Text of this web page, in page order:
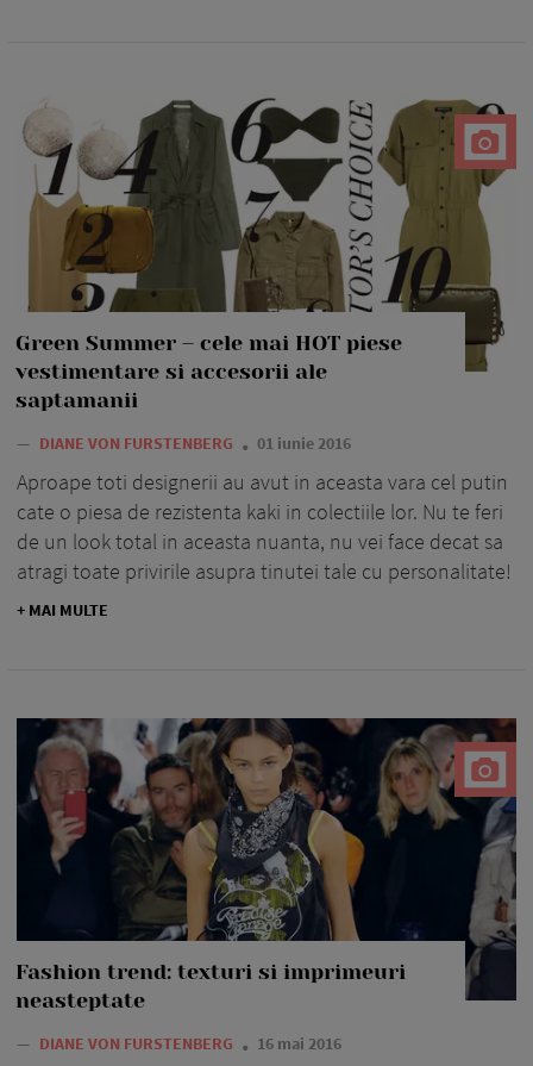
Green Summer – cele mai HOT piese
vestimentare si accesorii ale
saptamanii
— DIANE VON FURSTENBERG 01 iunie 2016
Aproape toti designerii au avut in aceasta vara cel putin
cate o piesa de rezistenta kaki in colectiile lor. Nu te feri
de un look total in aceasta nuanta, nu vei face decat sa
atragi toate privirile asupra tinutei tale cu personalitate!
+ MAI MULTE
Fashion trend: texturi si imprimeuri
neasteptate
— DIANE VON FURSTENBERG 16 mai 2016